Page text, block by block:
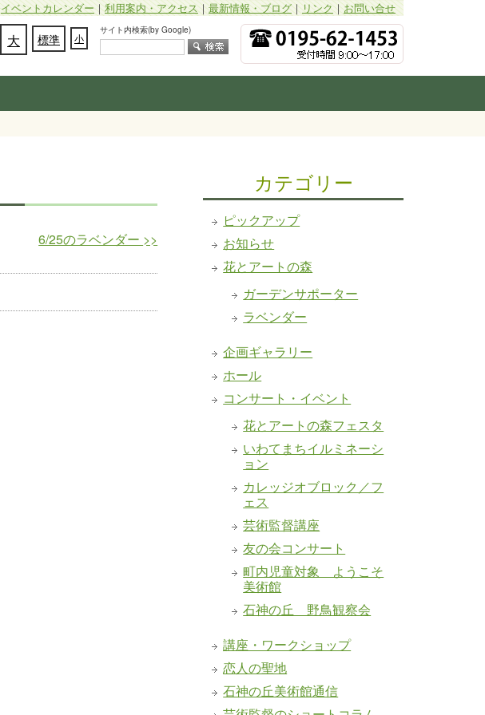
イベントカレンダー｜利用案内・アクセス｜最新情報・ブログ｜リンク｜お問い合せ
サイト内検索(by Google)
大 標準 小
6/25のラベンダー >>
カテゴリー
ピックアップ
お知らせ
花とアートの森
ガーデンサポーター
ラベンダー
企画ギャラリー
ホール
コンサート・イベント
花とアートの森フェスタ
いわてまちイルミネーシ
ョン
カレッジオブロック／フ
ェス
芸術監督講座
友の会コンサート
町内児童対象 ようこそ
美術館
石神の丘 野鳥観察会
講座・ワークショップ
恋人の聖地
石神の丘美術館通信